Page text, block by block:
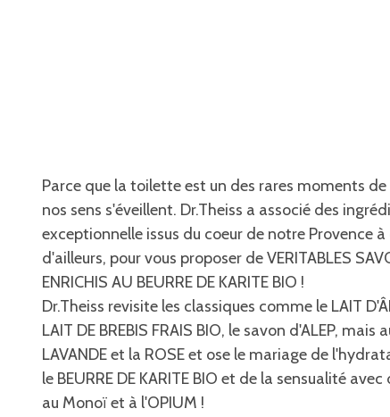
Parce que la toilette est un des rares moments de
nos sens s'éveillent. Dr.Theiss a associé des
exceptionnelle issus du coeur de notre Provence
d'ailleurs, pour vous proposer de VERITABLES
ENRICHIS AU BEURRE DE KARITE BIO !
Dr.Theiss revisite les classiques comme le LAIT
LAIT DE BREBIS FRAIS BIO, le savon d'ALEP, mais
LAVANDE et la ROSE et ose le mariage de
le BEURRE DE KARITE BIO et de la sensualité
au Monoï et à l'OPIUM !